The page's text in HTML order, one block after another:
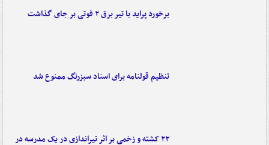
برخورد پراید با تیر برق ۲ فوتی بر جای گذاشت
تنظیم قولنامه برای اسناد سبزرنگ ممنوع شد
۲۲ کشته و زخمی بر اثر تیراندازی در یک مدرسه در